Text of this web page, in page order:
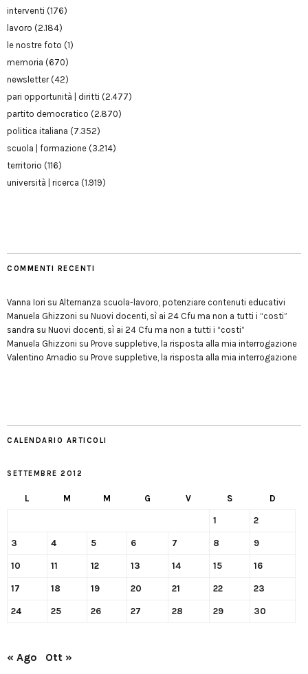
interventi (176)
lavoro (2.184)
le nostre foto (1)
memoria (670)
newsletter(42)
pari opportunità | diritti (2.477)
partito democratico (2.870)
politica italiana (7.352)
scuola | formazione (3.214)
territorio (116)
università | ricerca (1.919)
COMMENTI RECENTI
Vanna Iori su Alternanza scuola-lavoro, potenziare contenuti educativi
Manuela Ghizzoni su Nuovi docenti, sì ai 24 Cfu ma non a tutti i “costi”
sandra su Nuovi docenti, sì ai 24 Cfu ma non a tutti i “costi”
Manuela Ghizzoni su Prove suppletive, la risposta alla mia interrogazione
Valentino Amadio su Prove suppletive, la risposta alla mia interrogazione
CALENDARIO ARTICOLI
SETTEMBRE 2012
L M M G V S D
1 2
3 4 5 6 7 8 9
10 11 12 13 14 15 16
17 18 19 20 21 22 23
24 25 26 27 28 29 30
« Ago Ott »